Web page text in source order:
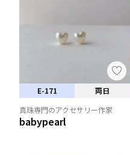
E-171
両日
真珠専門のアクセサリー作家
babypearl